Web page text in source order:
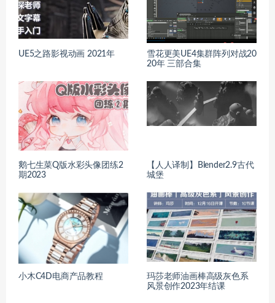
UE5之路影视动画 2021年
雪花更美UE4集群阵列对战20
20年 三部合集
鹅七生菜Q版水彩头像团练2
期2023
【人人译制】Blender2.9古代
城堡
小木C4D电商产品教程
玛莎老师油画棒高级灰色系
风景创作2023年结课